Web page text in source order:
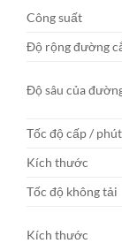
Công suất
Độ rộng đường
Độ sâu của
Tốc độ cấp / phút
Kích thước
Tốc độ không tải
Kích thước